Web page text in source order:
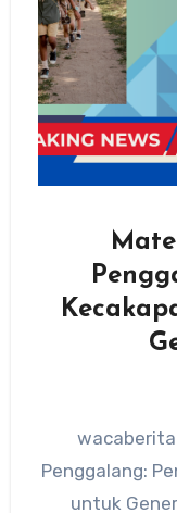
Penggalang:
untuk